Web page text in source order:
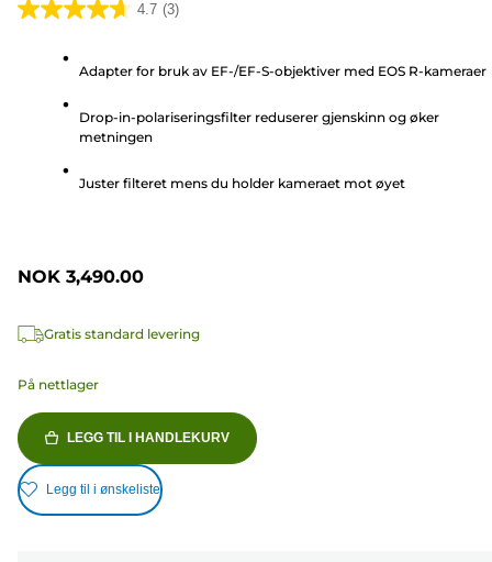
4.7 (3)
4.7
stjerner.
Adapter for bruk av EF-/EF-S-objektiver med EOS R-kameraer
Drop-in-polariseringsfilter reduserer gjenskinn og øker
metningen
Juster filteret mens du holder kameraet mot øyet
NOK 3,490.00
Gratis standard levering
På nettlager
LEGG TIL I HANDLEKURV
Legg til i ønskeliste